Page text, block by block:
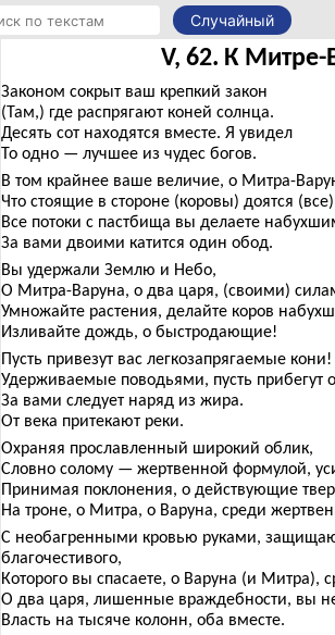
Случайный
V, 62. К Митре-
Законом сокрыт ваш крепкий закон
(Там,) где распрягают коней солнца.
Десять сот находятся вместе. Я увидел
То одно — лучшее из чудес богов.
В том крайнее ваше величие, о Митра-
Что стоящие в стороне (коровы) доятся
Все потоки с пастбища вы делаете
За вами двоими катится один обод.
Вы удержали Землю и Небо,
О Митра-Варуна, о два царя, (своими)
Умножайте растения, делайте коров
Изливайте дождь, о быстродающие!
Пусть привезут вас легкозапрягаемые кони!
Удерживаемые поводьями, пусть прибегут
За вами следует наряд из жира.
От века притекают реки.
Охраняя прославленный широкий облик,
Словно солому — жертвенной формулой,
Принимая поклонения, о действующие
На троне, о Митра, о Варуна, среди
С необагренными кровью руками,
благочестивого,
Которого вы спасаете, о Варуна (и Митра),
О два царя, лишенные враждебности, вы
Власть на тысяче колонн, оба вместе.